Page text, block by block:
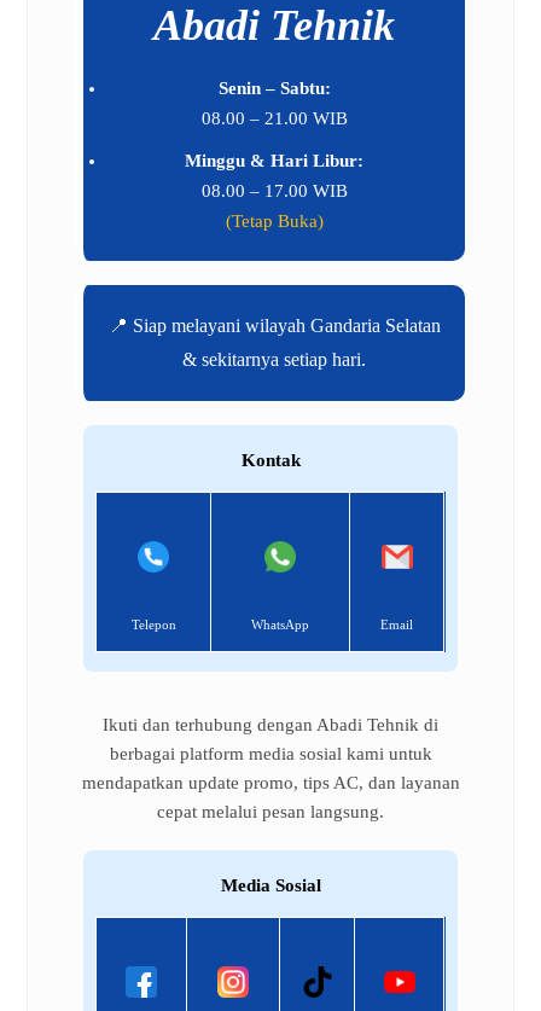
Abadi Tehnik
Senin – Sabtu:
08.00 – 21.00 WIB
Minggu & Hari Libur:
08.00 – 17.00 WIB
(Tetap Buka)
📍 Siap melayani wilayah Gandaria Selatan
& sekitarnya setiap hari.
Kontak
Telepon WhatsApp Email
Ikuti dan terhubung dengan Abadi Tehnik di
berbagai platform media sosial kami untuk
mendapatkan update promo, tips AC, dan layanan
cepat melalui pesan langsung.
Media Sosial